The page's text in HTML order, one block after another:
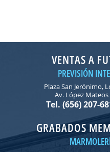
VENTAS A
PREVISIÓN
Plaza San Jerónimo,
Av. López Mateos
Tel. (656) 207-
GRABADOS